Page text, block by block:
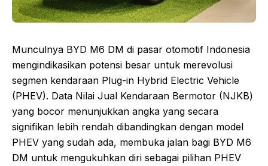
Munculnya BYD M6 DM di pasar otomotif Indonesia
mengindikasikan potensi besar untuk merevolusi
segmen kendaraan Plug-in Hybrid Electric Vehicle
(PHEV). Data Nilai Jual Kendaraan Bermotor (NJKB)
yang bocor menunjukkan angka yang secara
signifikan lebih rendah dibandingkan dengan model
PHEV yang sudah ada, membuka jalan bagi BYD M6
DM untuk mengukuhkan diri sebagai pilihan PHEV